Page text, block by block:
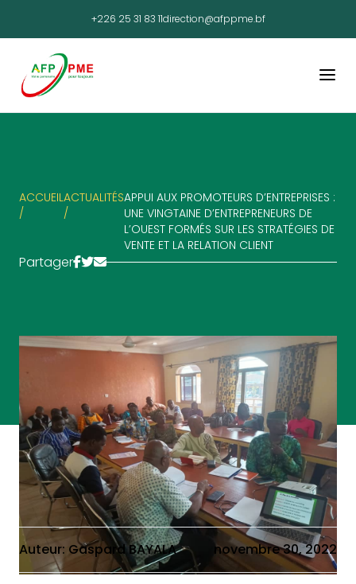
+226 25 31 83 11direction@afppme.bf
ACCUEIL
/
ACTUALITÉS
/
APPUI AUX PROMOTEURS D’ENTREPRISES :
UNE VINGTAINE D’ENTREPRENEURS DE
L’OUEST FORMÉS SUR LES STRATÉGIES DE
VENTE ET LA RELATION CLIENT
Partager
Auteur: Gaspard BAYALA novembre 30, 2022